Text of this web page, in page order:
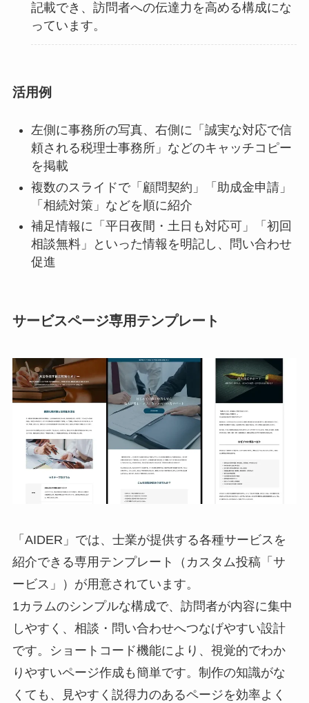
記載でき、訪問者への伝達力を高める構成にな
っています。
活用例
左側に事務所の写真、右側に「誠実な対応で信
頼される税理士事務所」などのキャッチコピー
を掲載
複数のスライドで「顧問契約」「助成金申請」
「相続対策」などを順に紹介
補足情報に「平日夜間・土日も対応可」「初回
相談無料」といった情報を明記し、問い合わせ
促進
サービスページ専用テンプレート
「AIDER」では、士業が提供する各種サービスを
紹介できる専用テンプレート（カスタム投稿「サ
ービス」）が用意されています。
1カラムのシンプルな構成で、訪問者が内容に集中
しやすく、相談・問い合わせへつなげやすい設計
です。ショートコード機能により、視覚的でわか
りやすいページ作成も簡単です。制作の知識がな
くても、見やすく説得力のあるページを効率よく